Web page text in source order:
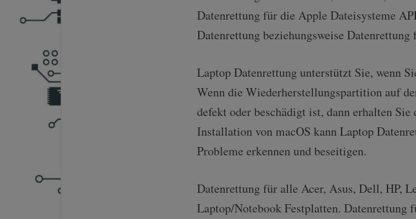
Datenrettung für die Apple Dateisysteme
Datenrettung beziehungsweise
Laptop Datenrettung unterstützt Sie, wenn
Wenn die Wiederherstellungspartition auf
defekt oder beschädigt ist, dann erhalten
Installation von macOS kann Laptop
Probleme erkennen und beseitigen.
Datenrettung für alle Acer, Asus, Dell, HP,
Laptop/Notebook Festplatten. Datenrettung